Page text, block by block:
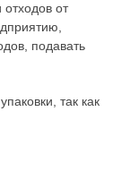
от
подавать
так как